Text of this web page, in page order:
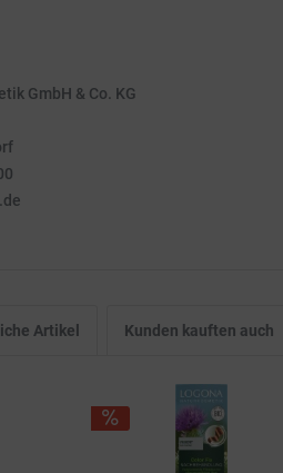
GmbH & Co. KG
Artikel Kunden kauften auch